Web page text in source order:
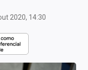
2020, 14:30